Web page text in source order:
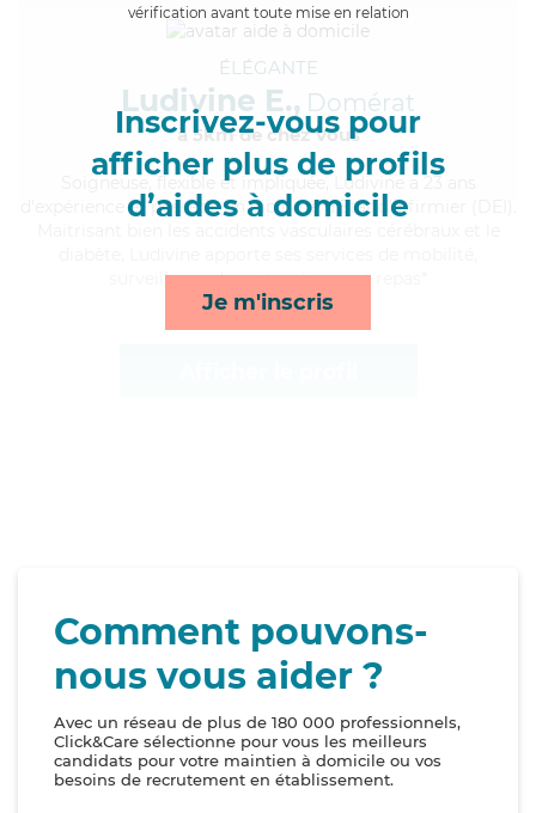
vérification avant toute mise en relation
Inscrivez-vous pour
afficher plus de profils
d’aides à domicile
Je m'inscris
ÉLÉGANTE
Ludivine E., Domérat
à 5km de chez Vous
, flexible et impliquée, Ludivine a 23 ans
d'expérience et possède un diplôme d'Etat d'infirmier (DEI).
surveillance de nuit, ménage et repas*
Comment pouvons-
nous vous aider ?
Avec un réseau de plus de 180 000 professionnels,
Click&Care sélectionne pour vous les meilleurs
candidats pour votre maintien à domicile ou vos
besoins de recrutement en établissement.